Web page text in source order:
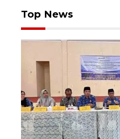
Top News